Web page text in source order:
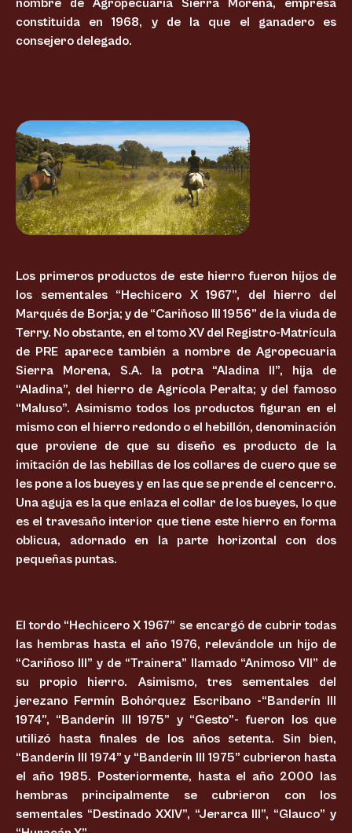
nombre de Agropecuaria Sierra Morena, empresa
constituida en 1968, y de la que el ganadero es
consejero delegado.
Los primeros productos de este hierro fueron hijos de
los sementales “Hechicero X 1967”, del hierro del
Marqués de Borja; y de “Cariñoso III 1956” de la viuda de
Terry. No obstante, en el tomo XV del Registro-Matrícula
de PRE aparece también a nombre de Agropecuaria
Sierra Morena, S.A. la potra “Aladina II”, hija de
“Aladina”, del hierro de Agrícola Peralta; y del famoso
“Maluso”. Asimismo todos los productos figuran en el
mismo con el hierro redondo o el hebillón, denominación
que proviene de que su diseño es producto de la
imitación de las hebillas de los collares de cuero que se
les pone a los bueyes y en las que se prende el cencerro.
Una aguja es la que enlaza el collar de los bueyes, lo que
es el travesaño interior que tiene este hierro en forma
oblicua, adornado en la parte horizontal con dos
pequeñas puntas.
El tordo “Hechicero X 1967” se encargó de cubrir todas
las hembras hasta el año 1976, relevándole un hijo de
“Cariñoso III” y de “Trainera” llamado “Animoso VII” de
su propio hierro. Asimismo, tres sementales del
jerezano Fermín Bohórquez Escribano -“Banderín III
1974”, “Banderín III 1975” y “Gesto”- fueron los que
utilizó hasta finales de los años setenta. Sin bien,
“Banderín III 1974” y “Banderín III 1975” cubrieron hasta
el año 1985. Posteriormente, hasta el año 2000 las
hembras principalmente se cubrieron con los
sementales “Destinado XXIV”, “Jerarca III”, “Glauco” y